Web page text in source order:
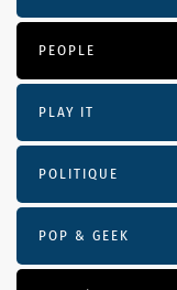
PEOPLE
PLAY IT
POLITIQUE
POP & GEEK